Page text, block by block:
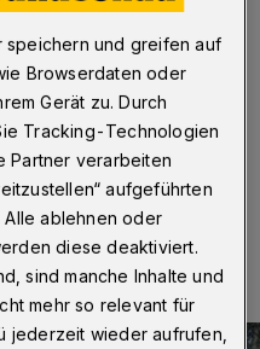
in Wuppertal-
(31. März
gebrannt.
Lesezeit
speichern und greifen auf
Browserdaten oder
Gerät zu. Durch
Tracking-Technologien
Partner verarbeiten
aufgeführten
Alle ablehnen oder
diese deaktiviert.
sind manche Inhalte und
mehr so relevant für
jederzeit wieder aufrufen,